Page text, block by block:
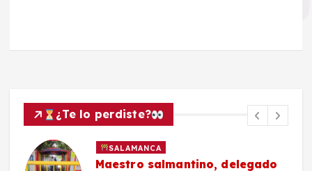
¿Te lo perdiste?
SALAMANCA
Maestro salmantino, delegado